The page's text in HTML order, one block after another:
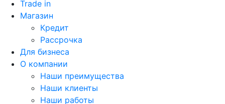
Trade in
Магазин
Кредит
Рассрочка
Для бизнеса
О компании
Наши преимущества
Наши клиенты
Наши работы